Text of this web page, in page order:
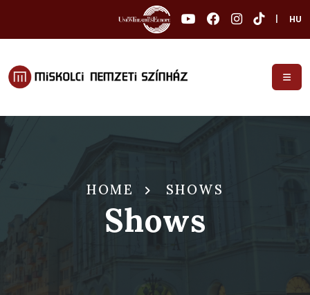
HU
HOME SHOWS
Shows